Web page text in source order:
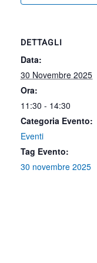
DETTAGLI
Data:
30 Novembre 2025
Ora:
11:30 - 14:30
Categoria Evento:
Eventi
Tag Evento:
30 novembre 2025